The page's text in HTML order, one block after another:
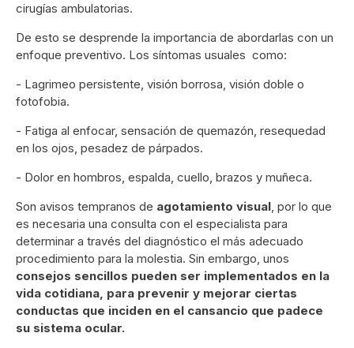
cirugías ambulatorias.
De esto se desprende la importancia de abordarlas con un
enfoque preventivo. Los síntomas usuales como:
- Lagrimeo persistente, visión borrosa, visión doble o
fotofobia.
- Fatiga al enfocar, sensación de quemazón, resequedad
en los ojos, pesadez de párpados.
- Dolor en hombros, espalda, cuello, brazos y muñeca.
Son avisos tempranos de agotamiento visual, por lo que
es necesaria una consulta con el especialista para
determinar a través del diagnóstico el más adecuado
procedimiento para la molestia. Sin embargo, unos
consejos sencillos pueden ser implementados en la
vida cotidiana, para prevenir y mejorar ciertas
conductas que inciden en el cansancio que padece
su sistema ocular.